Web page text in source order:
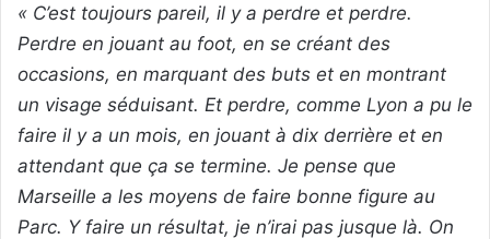
« C’est toujours pareil, il y a perdre et perdre.
Perdre en jouant au foot, en se créant des
occasions, en marquant des buts et en montrant
un visage séduisant. Et perdre, comme Lyon a pu le
faire il y a un mois, en jouant à dix derrière et en
attendant que ça se termine. Je pense que
Marseille a les moyens de faire bonne figure au
Parc. Y faire un résultat, je n’irai pas jusque là. On